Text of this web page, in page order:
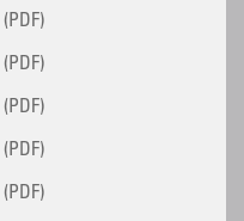
(PDF)
(PDF)
(PDF)
(PDF)
(PDF)